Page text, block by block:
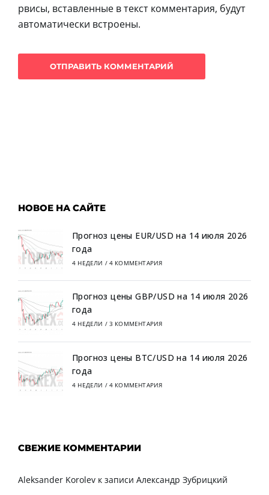
рвисы, вставленные в текст комментария, будут
автоматически встроены.
НОВОЕ НА САЙТЕ
Прогноз цены EUR/USD на 14 июля 2026
года
4 НЕДЕЛИ / 4 КОММЕНТАРИЯ
Прогноз цены GBP/USD на 14 июля 2026
года
4 НЕДЕЛИ / 3 КОММЕНТАРИЯ
Прогноз цены BTC/USD на 14 июля 2026
года
4 НЕДЕЛИ / 4 КОММЕНТАРИЯ
СВЕЖИЕ КОММЕНТАРИИ
Aleksander Korolev к записи Александр Зубрицкий